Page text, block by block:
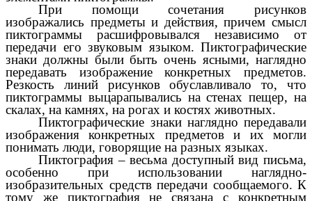
При помощи сочетания рисунков
изображались предметы и действия, причем смысл
пиктограммы расшифровывался независимо от
передачи его звуковым языком. Пиктографические
знаки должны были быть очень ясными, наглядно
передавать изображение конкретных предметов.
Резкость линий рисунков обуславливало то, что
пиктограммы выцарапывались на стенах пещер, на
скалах, на камнях, на рогах и костях животных.
Пиктографические знаки наглядно передавали
изображения конкретных предметов и их могли
понимать люди, говорящие на разных языках.
Пиктография – весьма доступный вид письма,
особенно при использовании наглядно-
изобразительных средств передачи сообщаемого. К
тому же пиктография не связана с конкретным